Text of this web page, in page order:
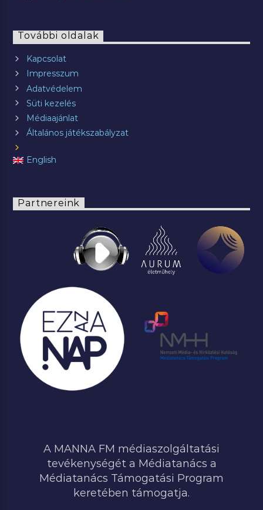
További oldalak
Kapcsolat
Impresszum
Adatvédelem
Süti kezelés
Médiaajánlat
Általános játékszabályzat
English
Partnereink
A MANNA FM médiaszolgáltatási
tevékenységét a Médiatanács a
Médiatanács Támogatási Program
keretében támogatja.